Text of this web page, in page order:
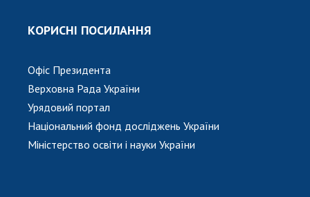
КОНТАКТИ
ПРОФСПІЛКА НАН УКРАЇНИ
КАБІНЕТ
КОРИСНІ ПОСИЛАННЯ
Офіс Президента
Верховна Рада України
Урядовий портал
Національний фонд досліджень України
Міністерство освіти і науки України